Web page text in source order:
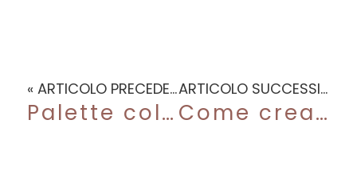
« ARTICOLO PRECEDENTE
Palette colori di Dicembre: il Natale con i suoi colori e le sue luci
ARTICOLO SUCCESSIVO »
Come creare una palette di colori per il tuo brand